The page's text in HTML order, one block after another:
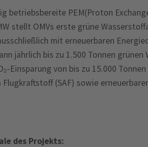
betriebsbereite PEM(Proton
stellt OMVs erste grüne
mit erneuerbaren
jährlich bis zu 1.500 Tonnen
Einsparung von bis zu 15.000
(SAF) sowie
des Projekts: